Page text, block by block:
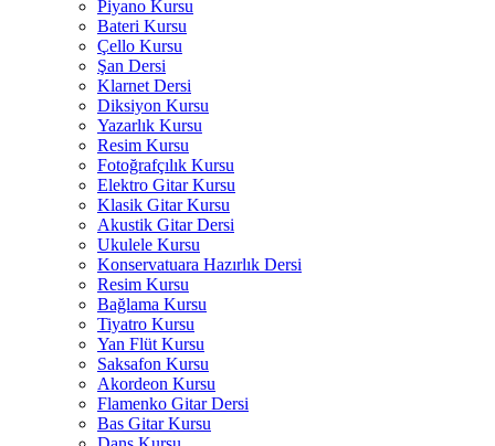
Piyano Kursu
Bateri Kursu
Çello Kursu
Şan Dersi
Klarnet Dersi
Diksiyon Kursu
Yazarlık Kursu
Resim Kursu
Fotoğrafçılık Kursu
Elektro Gitar Kursu
Klasik Gitar Kursu
Akustik Gitar Dersi
Ukulele Kursu
Konservatuara Hazırlık Dersi
Resim Kursu
Bağlama Kursu
Tiyatro Kursu
Yan Flüt Kursu
Saksafon Kursu
Akordeon Kursu
Flamenko Gitar Dersi
Bas Gitar Kursu